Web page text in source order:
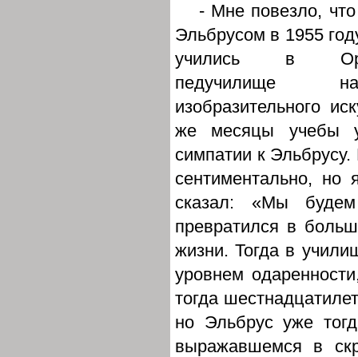
- Мне повезло,
Эльбрусом в 1955
учились в
педучилище
изобразительного
же месяцы учебы
симпатии к Эльбрусу.
сентиментально, но
сказал: «Мы
превратился в
жизни. Тогда в
уровнем
тогда
но Эльбрус уже
выражавшемся в